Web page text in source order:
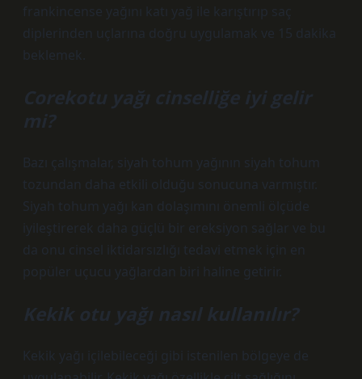
frankincense yağını katı yağ ile karıştırıp saç
diplerinden uçlarına doğru uygulamak ve 15 dakika
beklemek.
Corekotu yağı cinselliğe iyi gelir
mi?
Bazı çalışmalar, siyah tohum yağının siyah tohum
tozundan daha etkili olduğu sonucuna varmıştır.
Siyah tohum yağı kan dolaşımını önemli ölçüde
iyileştirerek daha güçlü bir ereksiyon sağlar ve bu
da onu cinsel iktidarsızlığı tedavi etmek için en
popüler uçucu yağlardan biri haline getirir.
Kekik otu yağı nasıl kullanılır?
Kekik yağı içilebileceği gibi istenilen bölgeye de